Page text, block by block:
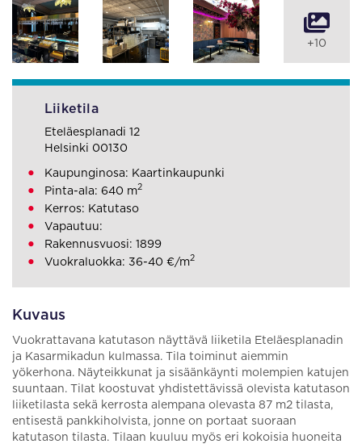
Kuvaus
Vuokrattavana katutason näyttävä liiketila Eteläesplanadin
ja Kasarmikadun kulmassa. Tila toiminut aiemmin
yökerhona. Näyteikkunat ja sisäänkäynti molempien katujen
suuntaan. Tilat koostuvat yhdistettävissä olevista katutason
liiketilasta sekä kerrosta alempana olevasta 87 m2 tilasta,
entisestä pankkiholvista, jonne on portaat suoraan
katutason tilasta. Tilaan kuuluu myös eri kokoisia huoneita
+10
Liiketila
Eteläesplanadi 12
Helsinki 00130
Kaupunginosa: Kaartinkaupunki
Pinta-ala: 640 m2
Kerros: Katutaso
Vapautuu:
Rakennusvuosi: 1899
Vuokraluokka: 36-40 €/m2